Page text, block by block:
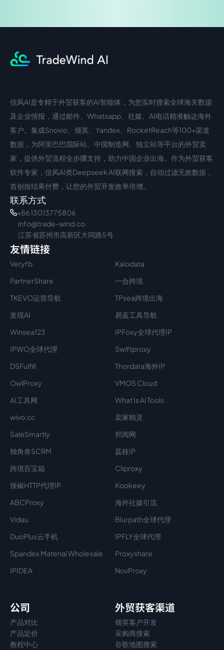
中文入口
信风AI是专精于外贸获客的AI智能体，为您实时搜索全球海关数据
及企业情报，通过邮件、Whatsapp、社媒、AI电话精准触达海外
客户。集成Snovio、领英、Yandex、RocketReach等100+渠道
数据，为阿里巴巴国际站、中国制造网、独立站等平台的外贸卖
家，提供外贸流程全步骤支持，助力中国企业出海。作为外贸获客
软件专家，信风AI类Deepseek AI联网搜索，自动过滤无效数据，
首创按结果付费，让您的外贸开发效率倍增。
联系方式
+86 13013775806
info@trade-wind.co
江苏省苏州市高新区大同路5号
友情链接
Veryfb
Kalodata
PartnerShare
一合跨境
TKEVO运营导航
TPsea跨境出海
发现AI
易蓝工具导航
Winsea123
IPFoxy全球代理IP
IPWO全球代理
Swiftproxy
DSFulfill
Thordata海外IP
OwlProxy
VMOS Cloud
AI工具网
What Is Ai Tools
wivo.cc
卖家精灵
SaleSmartly
邦阅网
独角兽SCRM
荔枝IP
跨境百宝箱
Cliproxy
辣椒HTTP代理IP
Kookeey
ABCProxy
海外社媒引流
Vidau
Blurpath全球代理
DuoPlus云手机
IPFLY全球代理
Spandex Material Wholesale​
Proxyshare
IPIDEA
NovProxy
公司
产品对比
产品定价
教程中心
外贸获客渠道
领英客户开发
采购商搜索
谷歌地图搜索